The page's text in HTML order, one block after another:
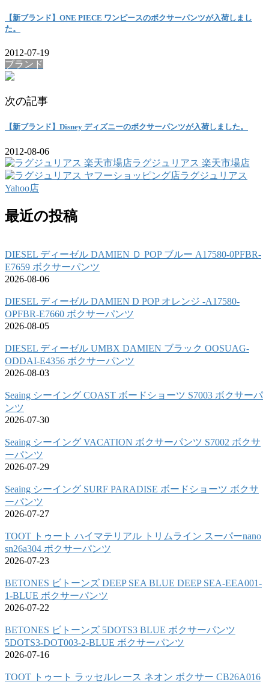
【新ブランド】ONE PIECE ワンピースのボクサーパンツが入荷しまし
た。
2012-07-19
ブランド
次の記事
【新ブランド】Disney ディズニーのボクサーパンツが入荷しました。
2012-08-06
ラグジュリアス 楽天市場店
ラグジュリアス
Yahoo店
最近の投稿
DIESEL ディーゼル DAMIEN Ｄ POP ブルー A17580-0PFBR-
E7659 ボクサーパンツ
2026-08-06
DIESEL ディーゼル DAMIEN D POP オレンジ -A17580-
OPFBR-E7660 ボクサーパンツ
2026-08-05
DIESEL ディーゼル UMBX DAMIEN ブラック OOSUAG-
ODDAI-E4356 ボクサーパンツ
2026-08-03
Seaing シーイング COAST ボードショーツ S7003 ボクサーパ
ンツ
2026-07-30
Seaing シーイング VACATION ボクサーパンツ S7002 ボクサ
ーパンツ
2026-07-29
Seaing シーイング SURF PARADISE ボードショーツ ボクサ
ーパンツ
2026-07-27
TOOT トゥート ハイマテリアル トリムライン スーパーnano
sn26a304 ボクサーパンツ
2026-07-23
BETONES ビトーンズ DEEP SEA BLUE DEEP SEA-EEA001-
1-BLUE ボクサーパンツ
2026-07-22
BETONES ビトーンズ 5DOTS3 BLUE ボクサーパンツ
5DOTS3-DOT003-2-BLUE ボクサーパンツ
2026-07-16
TOOT トゥート ラッセルレース ネオン ボクサー CB26A016